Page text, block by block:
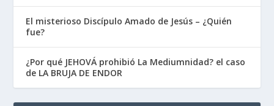
El misterioso Discípulo Amado de Jesús – ¿Quién
fue?
¿Por qué JEHOVÁ prohibió La Mediumnidad? el caso
de LA BRUJA DE ENDOR